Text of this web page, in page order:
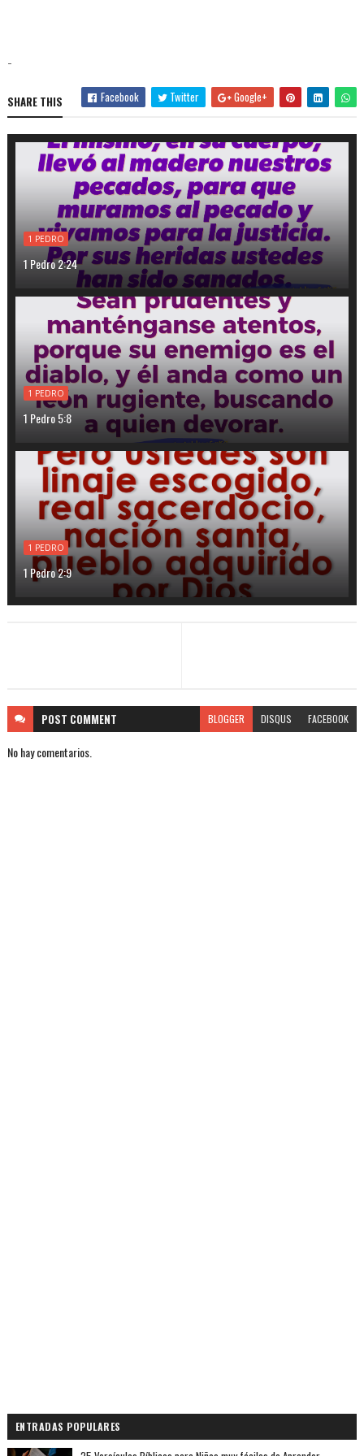
-
SHARE THIS Facebook Twitter Google+
1 PEDRO
1 Pedro 2:24
1 PEDRO
1 Pedro 5:8
1 PEDRO
1 Pedro 2:9
POST COMMENT BLOGGER DISQUS FACEBOOK
No hay comentarios.
ENTRADAS POPULARES